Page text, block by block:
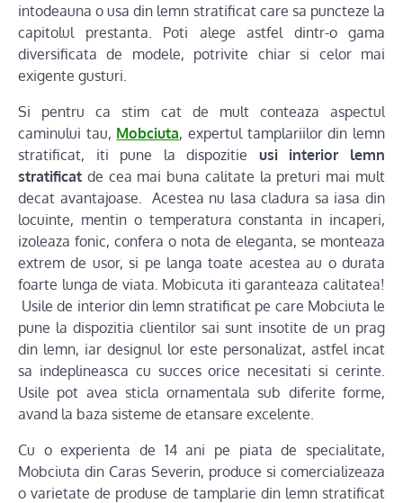
intodeauna o usa din lemn stratificat care sa puncteze la
capitolul prestanta. Poti alege astfel dintr-o gama
diversificata de modele, potrivite chiar si celor mai
exigente gusturi.
Si pentru ca stim cat de mult conteaza aspectul
caminului tau, Mobciuta, expertul tamplariilor din lemn
stratificat, iti pune la dispozitie usi interior lemn
stratificat de cea mai buna calitate la preturi mai mult
decat avantajoase. Acestea nu lasa cladura sa iasa din
locuinte, mentin o temperatura constanta in incaperi,
izoleaza fonic, confera o nota de eleganta, se monteaza
extrem de usor, si pe langa toate acestea au o durata
foarte lunga de viata. Mobicuta iti garanteaza calitatea!
Usile de interior din lemn stratificat pe care Mobciuta le
pune la dispozitia clientilor sai sunt insotite de un prag
din lemn, iar designul lor este personalizat, astfel incat
sa indeplineasca cu succes orice necesitati si cerinte.
Usile pot avea sticla ornamentala sub diferite forme,
avand la baza sisteme de etansare excelente.
Cu o experienta de 14 ani pe piata de specialitate,
Mobciuta din Caras Severin, produce si comercializeaza
o varietate de produse de tamplarie din lemn stratificat